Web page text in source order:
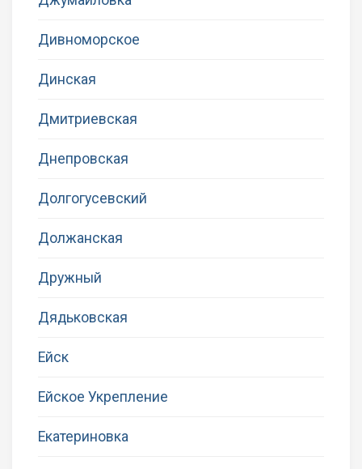
Дивноморское
Динская
Дмитриевская
Днепровская
Долгогусевский
Должанская
Дружный
Дядьковская
Ейск
Ейское Укрепление
Екатериновка